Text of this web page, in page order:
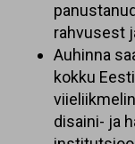
rahvusest
Auhinna
kokku
disaini- ja